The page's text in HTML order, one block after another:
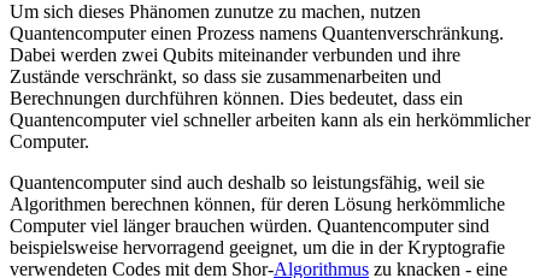
Um sich dieses Phänomen zunutze zu machen, nutzen
Quantencomputer einen Prozess namens Quantenverschränkung.
Dabei werden zwei Qubits miteinander verbunden und ihre
Zustände verschränkt, so dass sie zusammenarbeiten und
Berechnungen durchführen können. Dies bedeutet, dass ein
Quantencomputer viel schneller arbeiten kann als ein herkömmlicher
Computer.
Quantencomputer sind auch deshalb so leistungsfähig, weil sie
Algorithmen berechnen können, für deren Lösung herkömmliche
Computer viel länger brauchen würden. Quantencomputer sind
beispielsweise hervorragend geeignet, um die in der Kryptografie
verwendeten Codes mit dem Shor-Algorithmus zu knacken - eine